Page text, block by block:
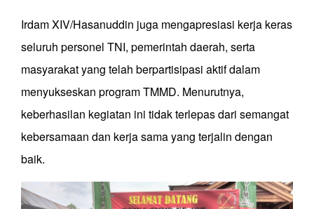
Irdam XIV/Hasanuddin juga mengapresiasi kerja keras
seluruh personel TNI, pemerintah daerah, serta
masyarakat yang telah berpartisipasi aktif dalam
menyukseskan program TMMD. Menurutnya,
keberhasilan kegiatan ini tidak terlepas dari semangat
kebersamaan dan kerja sama yang terjalin dengan
baik.